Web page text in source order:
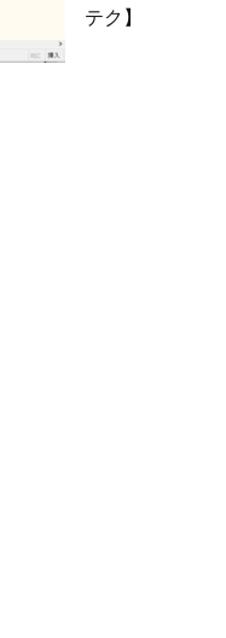
テク】